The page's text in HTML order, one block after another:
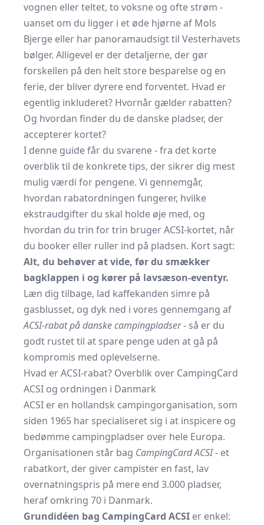
vognen eller teltet, to voksne og ofte strøm -
uanset om du ligger i et øde hjørne af Mols
Bjerge eller har panoramaudsigt til Vesterhavets
bølger. Alligevel er der detaljerne, der gør
forskellen på den helt store besparelse og en
ferie, der bliver dyrere end forventet. Hvad er
egentlig inkluderet? Hvornår gælder rabatten?
Og hvordan finder du de danske pladser, der
accepterer kortet?
I denne guide får du svarene - fra det korte
overblik til de konkrete tips, der sikrer dig mest
mulig værdi for pengene. Vi gennemgår,
hvordan rabatordningen fungerer, hvilke
ekstraudgifter du skal holde øje med, og
hvordan du trin for trin bruger ACSI-kortet, når
du booker eller ruller ind på pladsen. Kort sagt:
Alt, du behøver at vide, før du smækker
bagklappen i og kører på lavsæson-eventyr.
Læn dig tilbage, lad kaffekanden simre på
gasblusset, og dyk ned i vores gennemgang af
ACSI-rabat på danske campingpladser- så er du
godt rustet til at spare penge uden at gå på
kompromis med oplevelserne.
Hvad er ACSI-rabat? Overblik over CampingCard
ACSI og ordningen i Danmark
ACSI er en hollandsk campingorganisation, som
siden 1965 har specialiseret sig i at inspicere og
bedømme campingpladser over hele Europa.
Organisationen står bag CampingCard ACSI- et
rabatkort, der giver campister en fast, lav
overnatningspris på mere end 3.000 pladser,
heraf omkring 70 i Danmark.
Grundidéen bag CampingCard ACSI er enkel: